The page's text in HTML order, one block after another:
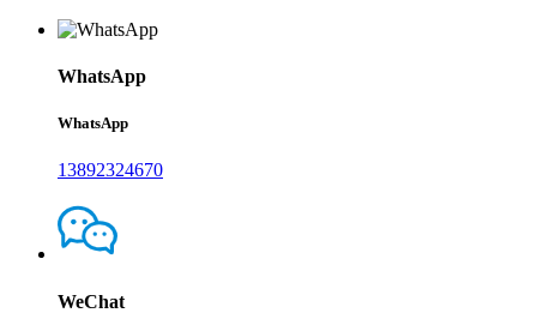
WhatsApp
WhatsApp
13892324670
WeChat